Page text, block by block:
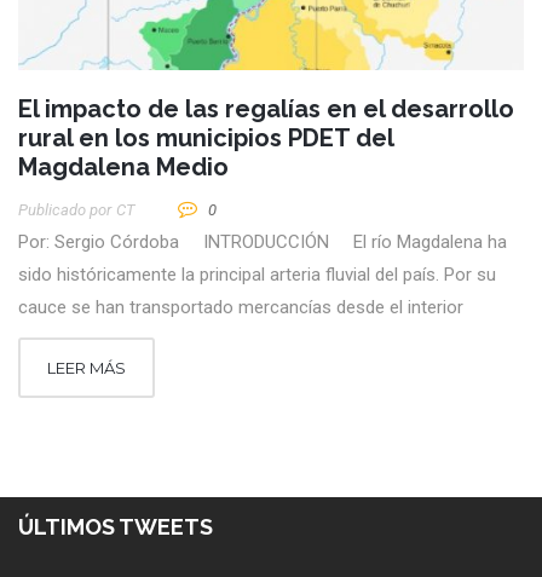
El impacto de las regalías en el desarrollo
rural en los municipios PDET del
Magdalena Medio
Publicado por CT 0
Por: Sergio Córdoba INTRODUCCIÓN El río Magdalena ha
sido históricamente la principal arteria fluvial del país. Por su
cauce se han transportado mercancías desde el interior
LEER MÁS
ÚLTIMOS TWEETS